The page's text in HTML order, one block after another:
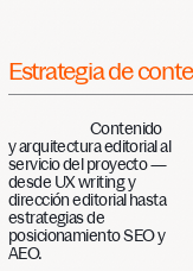
Estrategiade
Contenido
y arquitectura editorial al
servicio del proyecto —
desde UX writing y
dirección editorial hasta
estrategias de
posicionamiento SEO y
AEO.